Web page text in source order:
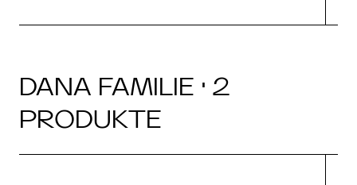
DANA FAMILIE · 2
PRODUKTE